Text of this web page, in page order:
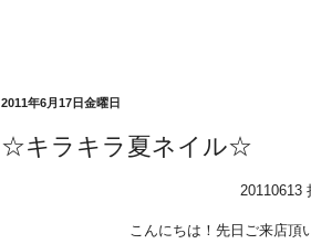
2011年6月17日金曜日
☆キラキラ夏ネイル☆
こんにちは！先日ご来店